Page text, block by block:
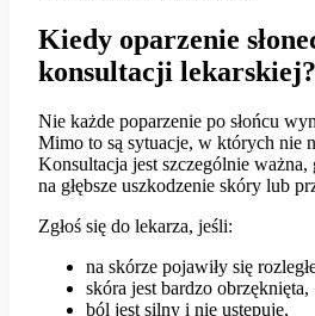
Kiedy oparzenie
konsultacji lekarskiej?
Nie każde poparzenie po słońcu
Mimo to są sytuacje, w których nie
Konsultacja jest szczególnie
na głębsze uszkodzenie skóry lub
Zgłoś się do lekarza, jeśli:
na skórze pojawiły się
skóra jest bardzo obrzęknięta,
ból jest silny i nie ustępuje,